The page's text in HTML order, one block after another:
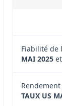
Fiabilité de
MAI 2025
TAUX US